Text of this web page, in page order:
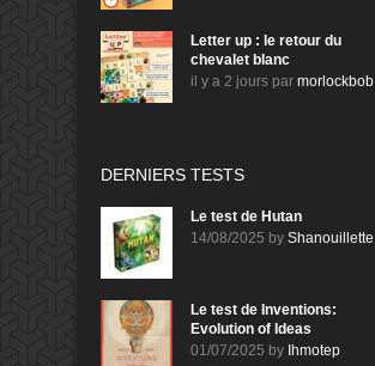
Letter up : le retour du
chevalet blanc
il y a 2 jours par morlockbob
DERNIERS TESTS
Le test de Hutan
14/08/2025 by Shanouillette
Le test de Inventions:
Evolution of Ideas
01/07/2025 by Ihmotep